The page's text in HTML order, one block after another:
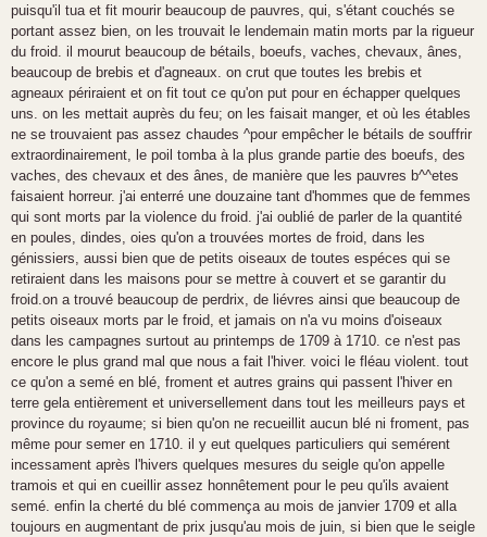
puisqu'il tua et fit mourir beaucoup de pauvres, qui, s'étant couchés se
portant assez bien, on les trouvait le lendemain matin morts par la rigueur
du froid. il mourut beaucoup de bétails, boeufs, vaches, chevaux, ânes,
beaucoup de brebis et d'agneaux. on crut que toutes les brebis et
agneaux périraient et on fit tout ce qu'on put pour en échapper quelques
uns. on les mettait auprès du feu; on les faisait manger, et où les étables
ne se trouvaient pas assez chaudes ^pour empêcher le bétails de souffrir
extraordinairement, le poil tomba à la plus grande partie des boeufs, des
vaches, des chevaux et des ânes, de manière que les pauvres b^^etes
faisaient horreur. j'ai enterré une douzaine tant d'hommes que de femmes
qui sont morts par la violence du froid. j'ai oublié de parler de la quantité
en poules, dindes, oies qu'on a trouvées mortes de froid, dans les
génissiers, aussi bien que de petits oiseaux de toutes espéces qui se
retiraient dans les maisons pour se mettre à couvert et se garantir du
froid.on a trouvé beaucoup de perdrix, de liévres ainsi que beaucoup de
petits oiseaux morts par le froid, et jamais on n'a vu moins d'oiseaux
dans les campagnes surtout au printemps de 1709 à 1710. ce n'est pas
encore le plus grand mal que nous a fait l'hiver. voici le fléau violent. tout
ce qu'on a semé en blé, froment et autres grains qui passent l'hiver en
terre gela entièrement et universellement dans tout les meilleurs pays et
province du royaume; si bien qu'on ne recueillit aucun blé ni froment, pas
même pour semer en 1710. il y eut quelques particuliers qui semérent
incessament après l'hivers quelques mesures du seigle qu'on appelle
tramois et qui en cueillir assez honnêtement pour le peu qu'ils avaient
semé. enfin la cherté du blé commença au mois de janvier 1709 et alla
toujours en augmentant de prix jusqu'au mois de juin, si bien que le seigle